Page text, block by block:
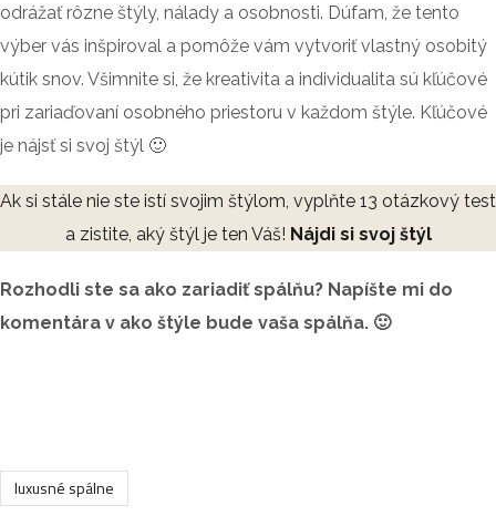
odrážať rôzne štýly, nálady a osobnosti. Dúfam, že tento
výber vás inšpiroval a pomôže vám vytvoriť vlastný osobitý
kútik snov. Všimnite si, že kreativita a individualita sú kľúčové
pri zariaďovaní osobného priestoru v každom štýle. Kľúčové
je nájsť si svoj štýl 🙂
Ak si stále nie ste istí svojim štýlom, vyplňte 13 otázkový test
a zistite, aký štýl je ten Váš! Nájdi si svoj štýl
Rozhodli ste sa ako zariadiť spálňu? Napíšte mi do
komentára v ako štýle bude vaša spálňa. 🙂
luxusné spálne